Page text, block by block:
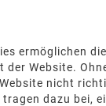
ermöglichen die
Website.
nicht
dazu bei,